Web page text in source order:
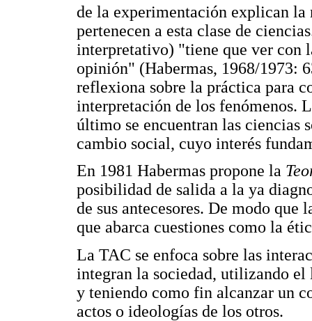
de la experimentación explican
pertenecen a esta clase de
interpretativo) "tiene que ver con
opinión" (Habermas, 1968/1973:
reflexiona sobre la práctica para
interpretación de los fenómenos.
último se encuentran las ciencias
cambio social, cuyo interés
En 1981 Habermas propone la
posibilidad de salida a la ya
de sus antecesores. De modo
que abarca cuestiones como la
La TAC se enfoca sobre las
integran la sociedad, utilizando
y teniendo como fin alcanzar un
actos o ideologías de los otros.